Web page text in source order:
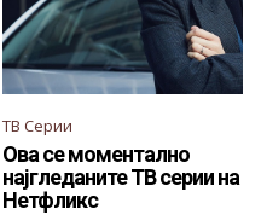
ТВ Серии
Ова се моментално
најгледаните ТВ серии на
Нетфликс